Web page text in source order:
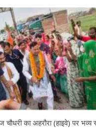
का अहरौरा (हाइवे) पर भव्य